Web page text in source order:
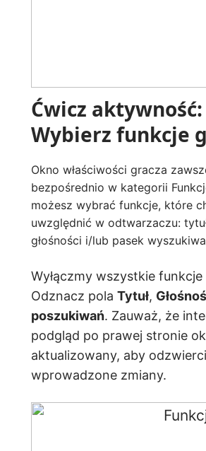
Ćwicz aktywność:
Wybierz funkcje
Okno właściwości gracza
bezpośrednio w kategorii
możesz wybrać funkcje, które
uwzględnić w odtwarzaczu:
głośności i/lub pasek
Wyłączmy wszystkie funkcje
Odznacz pola Tytuł,
poszukiwań. Zauważ, że
podgląd po prawej stronie
aktualizowany, aby
wprowadzone zmiany.